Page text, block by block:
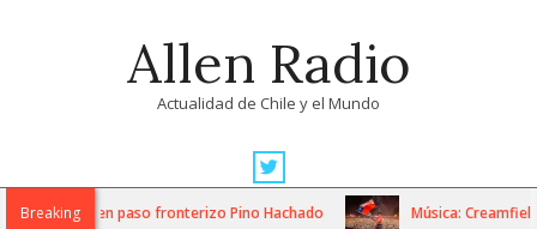
Allen Radio
Actualidad de Chile y el Mundo
Navigation
MenuBreaking
despeje en paso fronterizo Pino Hachado Música: Creamfields